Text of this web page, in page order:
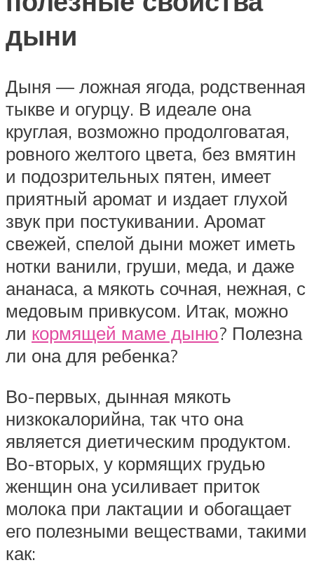
дыни
Дыня — ложная ягода, родственная
тыкве и огурцу. В идеале она
круглая, возможно продолговатая,
ровного желтого цвета, без вмятин
и подозрительных пятен, имеет
приятный аромат и издает глухой
звук при постукивании. Аромат
свежей, спелой дыни может иметь
нотки ванили, груши, меда, и даже
ананаса, а мякоть сочная, нежная, с
медовым привкусом. Итак, можно
ли кормящей маме дыню? Полезна
ли она для ребенка?
Во-первых, дынная мякоть
низкокалорийна, так что она
является диетическим продуктом.
Во-вторых, у кормящих грудью
женщин она усиливает приток
молока при лактации и обогащает
его полезными веществами, такими
как: